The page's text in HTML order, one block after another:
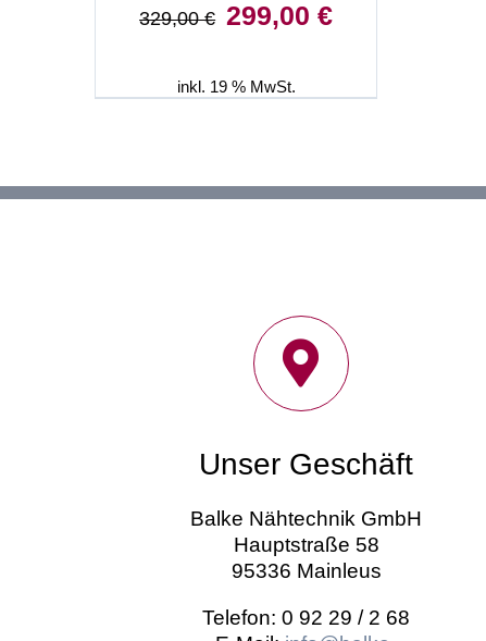
329,00€ Ursprünglicher
329,00 €
299,00€Aktueller
inkl. 19 % MwSt.
Unser Geschäft
Balke Nähtechnik GmbH
Hauptstraße 58
95336 Mainleus
Telefon: 0 92 29 / 2 68